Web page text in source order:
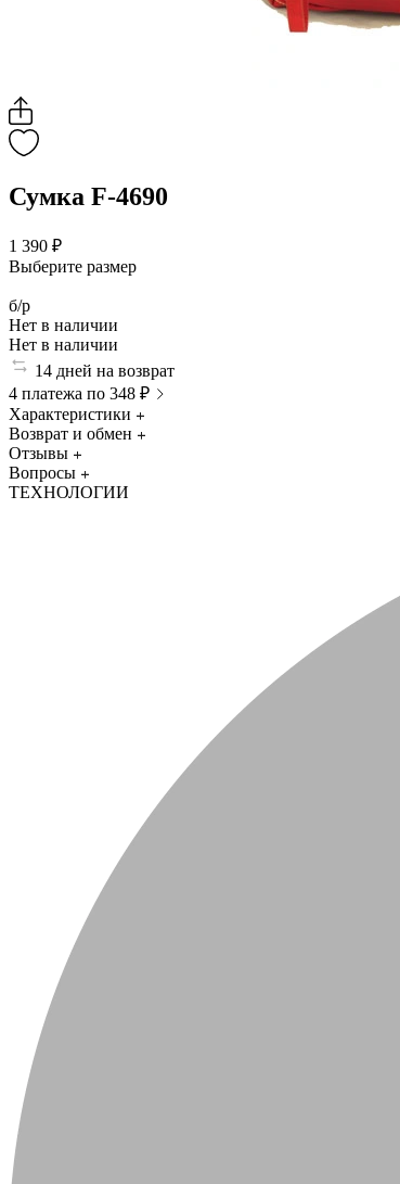
Сумка F-4690
1 390 ₽
Выберите размер
б/р
Нет в наличии
Нет в наличии
14 дней на возврат
4 платежа по 348 ₽
Характеристики
Возврат и обмен
Отзывы
Вопросы
ТЕХНОЛОГИИ